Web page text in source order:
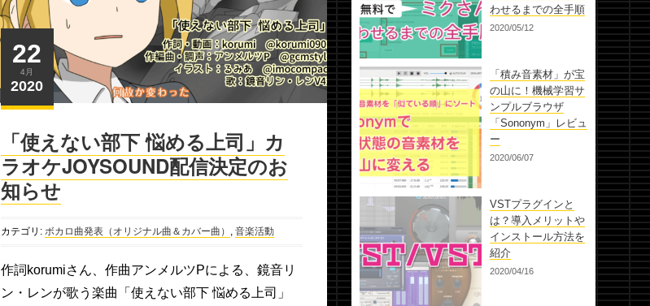
22
4月
2020
「使えない部下 悩める上司」カ
ラオケJOYSOUND配信決定のお
知らせ
カテゴリ: ボカロ曲発表（オリジナル曲＆カバー曲） 音楽活動
作詞korumiさん、作曲アンメルツPによる、鏡音リ
ン・レンが歌う楽曲「使えない部下 悩める上司」
わせるまでの全手順
2020/05/12
「積み音素材」が宝
の山に！機械学習サ
ンプルブラウザ
「Sononym」レビュ
ー
2020/06/07
VSTプラグインと
は？導入メリットや
インストール方法を
紹介
2020/04/16